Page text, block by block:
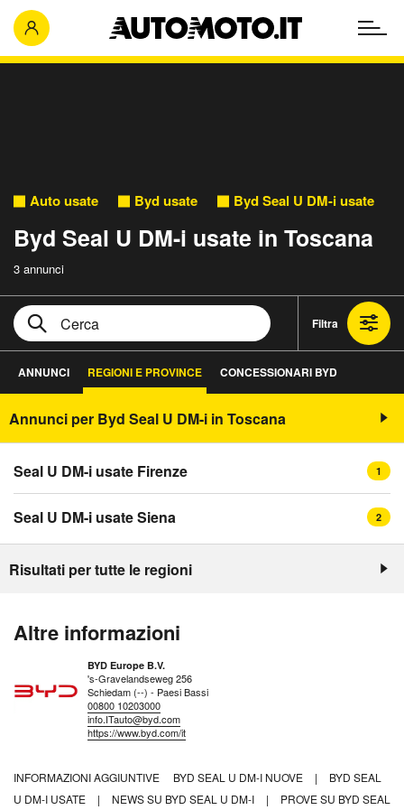
Auto usate Byd usate Byd Seal U DM-i usate
Byd Seal U DM-i usate in Toscana
3 annunci
Filtra
ANNUNCI REGIONI E PROVINCE CONCESSIONARI BYD
Annunci per Byd Seal U DM-i in Toscana
Seal U DM-i usate Firenze 1
Seal U DM-i usate Siena 2
Risultati per tutte le regioni
Altre informazioni
BYD Europe B.V.
's-Gravelandseweg 256
Schiedam (--) - Paesi Bassi
00800 10203000
info.ITauto@byd.com
https://www.byd.com/it
INFORMAZIONI AGGIUNTIVE BYD SEAL U DM-I NUOVE |
BYD SEAL
U DM-I USATE
| NEWS SU BYD SEAL U DM-I |
PROVE SU BYD SEAL